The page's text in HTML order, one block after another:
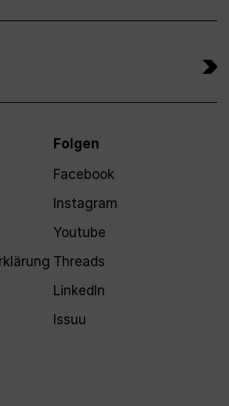
Folgen
Facebook
Instagram
Youtube
Threads
LinkedIn
Issuu